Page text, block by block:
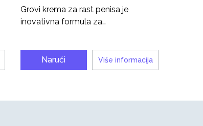
Grovi krema za rast penisa je
inovativna formula za…
Naruči Više informacija